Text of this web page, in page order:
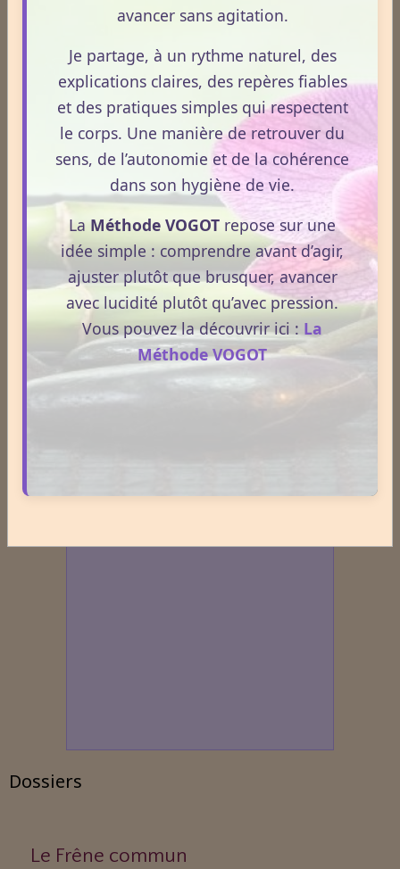
Newsletter #313 - juillet 2026
Newsletter #312 - juin 2026
Newsletter #311 - mai 2026
Newsletter #310 - avril 2026
Newsletter #309 - mars 2026
ESPACE PUBLICITAIRE
Format : 300 × 600 px
Emplacement disponible
Cliquez ici pour consulter les
tarifs.
Dossiers
Le Frêne commun
avancer sans agitation.
Je partage, à un rythme naturel, des
explications claires, des repères fiables
et des pratiques simples qui respectent
le corps. Une manière de retrouver du
sens, de l’autonomie et de la cohérence
dans son hygiène de vie.
La Méthode VOGOT repose sur une
idée simple : comprendre avant d’agir,
ajuster plutôt que brusquer, avancer
avec lucidité plutôt qu’avec pression.
Vous pouvez la découvrir ici : La
Méthode VOGOT